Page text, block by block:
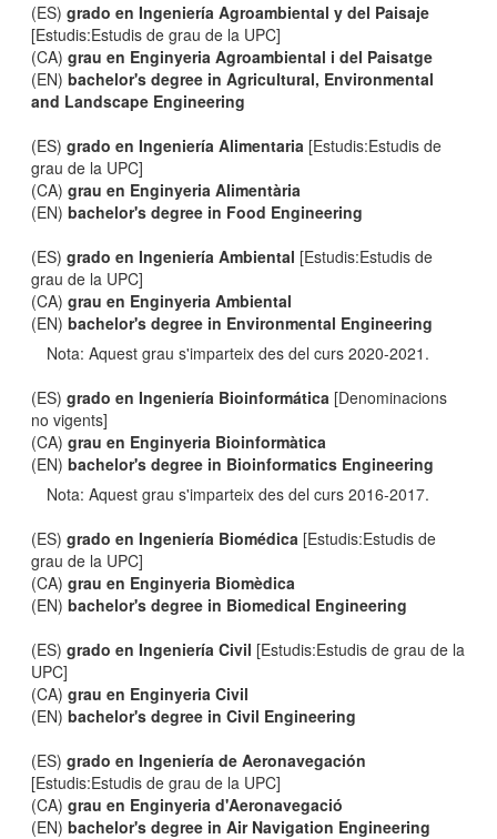
(ES)grado en Ingeniería Agroambiental y del Paisaje
[Estudis:Estudis de grau de la UPC]
(CA)grau en Enginyeria Agroambiental i del Paisatge
(EN)bachelor's degree in Agricultural, Environmental
and Landscape Engineering
(ES)grado en Ingeniería Alimentaria [Estudis:Estudis de
grau de la UPC]
(CA)grau en Enginyeria Alimentària
(EN)bachelor's degree in Food Engineering
(ES)grado en Ingeniería Ambiental [Estudis:Estudis de
grau de la UPC]
(CA)grau en Enginyeria Ambiental
(EN)bachelor's degree in Environmental Engineering
Nota: Aquest grau s'imparteix des del curs 2020-2021.
(ES)grado en Ingeniería Bioinformática [Denominacions
no vigents]
(CA)grau en Enginyeria Bioinformàtica
(EN)bachelor's degree in Bioinformatics Engineering
Nota: Aquest grau s'imparteix des del curs 2016-2017.
(ES)grado en Ingeniería Biomédica [Estudis:Estudis de
grau de la UPC]
(CA)grau en Enginyeria Biomèdica
(EN)bachelor's degree in Biomedical Engineering
(ES)grado en Ingeniería Civil [Estudis:Estudis de grau de la
UPC]
(CA)grau en Enginyeria Civil
(EN)bachelor's degree in Civil Engineering
(ES)grado en Ingeniería de Aeronavegación
[Estudis:Estudis de grau de la UPC]
(CA)grau en Enginyeria d'Aeronavegació
(EN)bachelor's degree in Air Navigation Engineering